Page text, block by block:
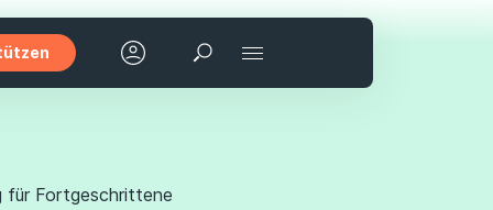
Suchen
für Fortgeschrittene